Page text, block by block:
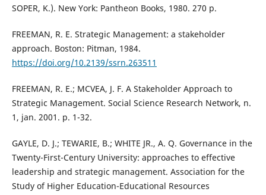
SOPER, K.). New York: Pantheon Books, 1980. 270 p.
FREEMAN, R. E. Strategic Management: a stakeholder
approach. Boston: Pitman, 1984.
https://doi.org/10.2139/ssrn.263511
FREEMAN, R. E.; MCVEA, J. F. A Stakeholder Approach to
Strategic Management. Social Science Research Network, n.
1, jan. 2001. p. 1-32.
GAYLE, D. J.; TEWARIE, B.; WHITE JR., A. Q. Governance in the
Twenty-First-Century University: approaches to effective
leadership and strategic management. Association for the
Study of Higher Education-Educational Resources